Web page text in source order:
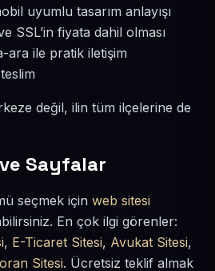
uyumlu tasarım anlayışı
SSL’in fiyata dahil olması
ara ile pratik iletişim
değil, ilin tüm ilçelerine de
Sayfalar
seçmek için web sitesi
En çok ilgi görenler:
, E-Ticaret Sitesi, Avukat Sitesi,
Sitesi. Ücretsiz teklif almak